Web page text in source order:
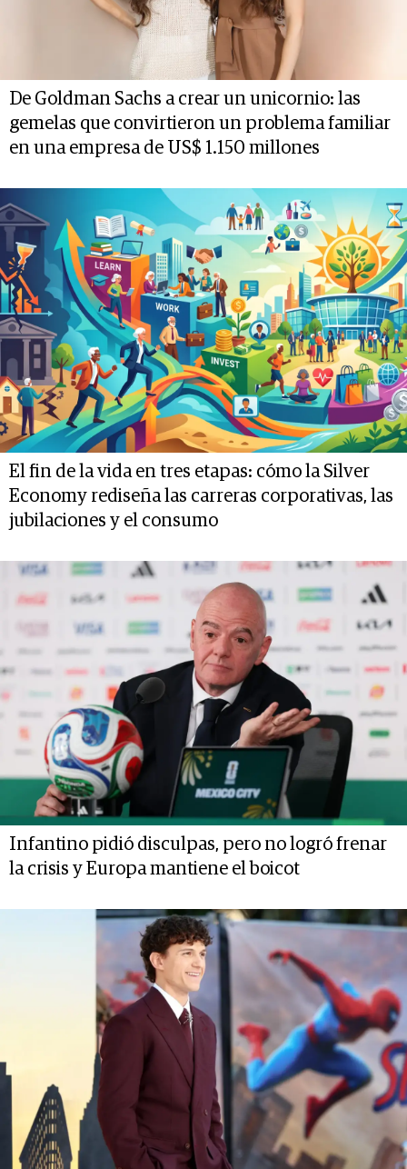
De Goldman Sachs a crear un unicornio: las
gemelas que convirtieron un problema familiar
en una empresa de US$ 1.150 millones
El fin de la vida en tres etapas: cómo la Silver
Economy rediseña las carreras corporativas, las
jubilaciones y el consumo
Infantino pidió disculpas, pero no logró frenar
la crisis y Europa mantiene el boicot